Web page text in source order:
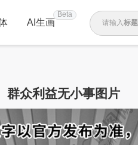
AI生画
Beta
请输入标题
群众利益无小事图片